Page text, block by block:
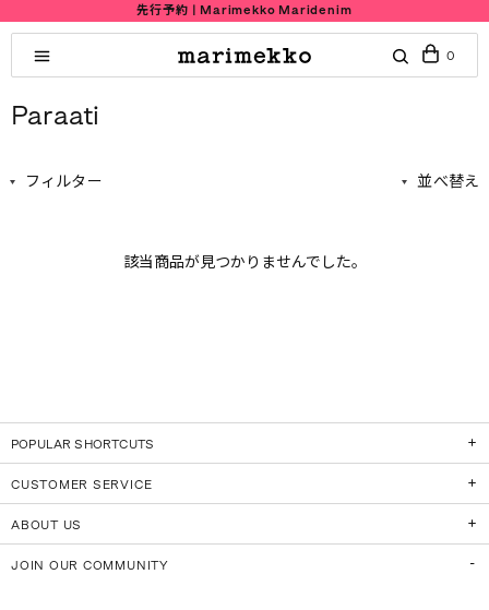
先行予約 | Marimekko Maridenim
0
Paraati
フィルター 並べ替え
該当商品が見つかりませんでした。
POPULAR SHORTCUTS
CUSTOMER SERVICE
ABOUT US
JOIN OUR COMMUNITY